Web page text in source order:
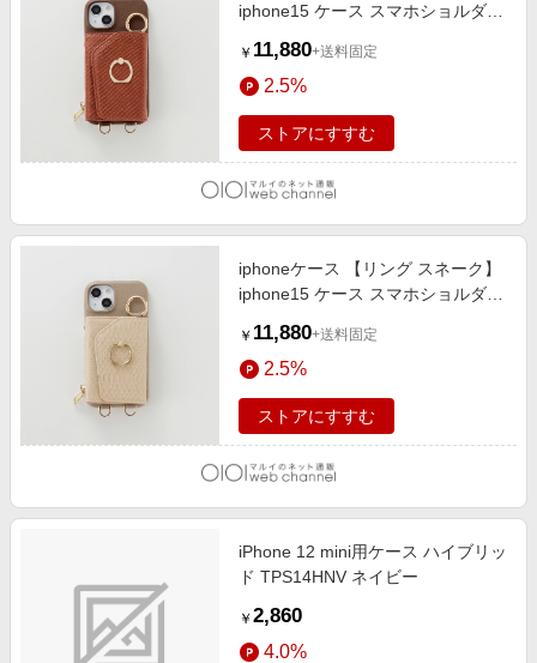
iphone15 ケース スマホショルダー
￥ 11,880+送料固定
2.5%
ストアにすすむ
iphoneケース 【リング スネーク】
iphone15 ケース スマホショルダー
￥ 11,880+送料固定
2.5%
ストアにすすむ
iPhone 12 mini用ケース ハイブリッ
ド TPS14HNV ネイビー
￥ 2,860
4.0%